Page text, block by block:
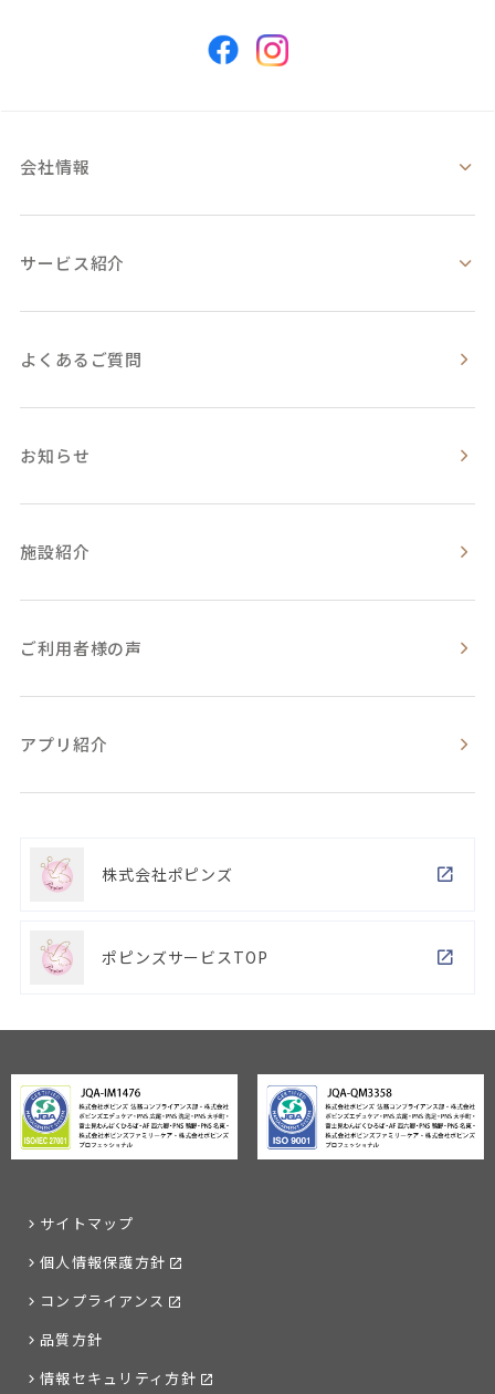
会社情報
サービス紹介
よくあるご質問
お知らせ
施設紹介
ご利用者様の声
アプリ紹介
株式会社ポピンズ
ポピンズサービスTOP
サイトマップ
個人情報保護方針
コンプライアンス
品質方針
情報セキュリティ方針